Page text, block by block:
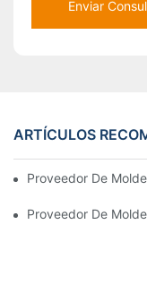
Enviar
ARTÍCULOS
Proveedor De
Proveedor De